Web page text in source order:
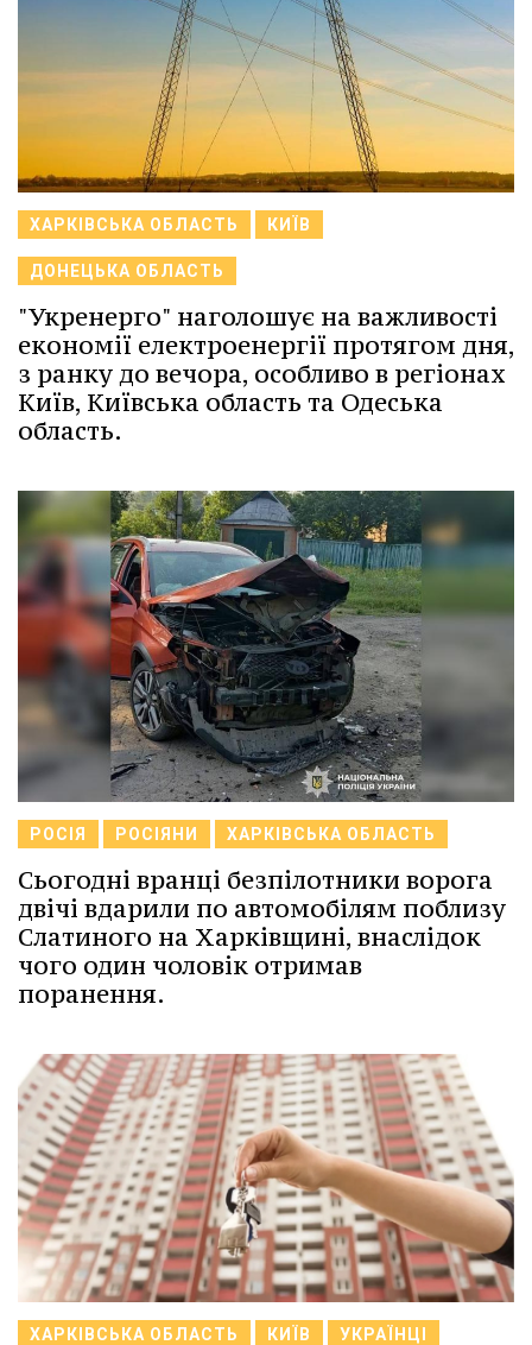
ХАРКІВСЬКА ОБЛАСТЬ КИЇВ
ДОНЕЦЬКА ОБЛАСТЬ
"Укренерго" наголошує на важливості
економії електроенергії протягом дня,
з ранку до вечора, особливо в регіонах
Київ, Київська область та Одеська
область.
РОСІЯ РОСІЯНИ ХАРКІВСЬКА ОБЛАСТЬ
Сьогодні вранці безпілотники ворога
двічі вдарили по автомобілям поблизу
Слатиного на Харківщині, внаслідок
чого один чоловік отримав
поранення.
ХАРКІВСЬКА ОБЛАСТЬ КИЇВ УКРАЇНЦІ